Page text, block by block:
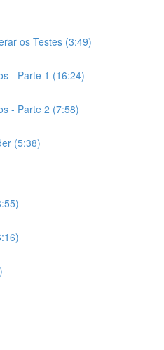
os Testes (3:49)
- Parte 1 (16:24)
- Parte 2 (7:58)
(5:38)